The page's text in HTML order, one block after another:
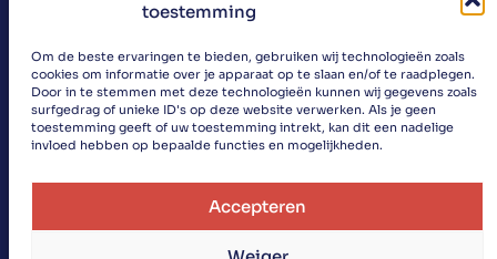
toestemming
Om de beste ervaringen te bieden, gebruiken wij technologieën zoals
cookies om informatie over je apparaat op te slaan en/of te raadplegen.
Door in te stemmen met deze technologieën kunnen wij gegevens zoals
surfgedrag of unieke ID's op deze website verwerken. Als je geen
toestemming geeft of uw toestemming intrekt, kan dit een nadelige
invloed hebben op bepaalde functies en mogelijkheden.
Accepteren
»
Search